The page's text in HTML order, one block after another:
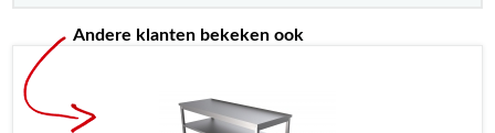
Andere klanten bekeken ook